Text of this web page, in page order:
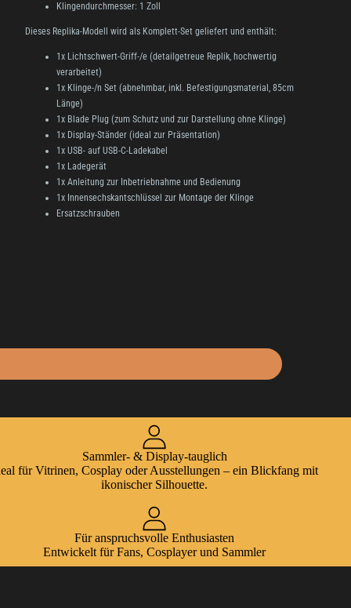
Klingendurchmesser: 1 Zoll
Dieses Replika-Modell wird als Komplett-Set geliefert und enthält:
1x Lichtschwert-Griff-/e (detailgetreue Replik, hochwertig
verarbeitet)
1x Klinge-/n Set (abnehmbar, inkl. Befestigungsmaterial, 85cm
Länge)
1x Blade Plug (zum Schutz und zur Darstellung ohne Klinge)
1x Display-Ständer (ideal zur Präsentation)
1x USB- auf USB-C-Ladekabel
1x Ladegerät
1x Anleitung zur Inbetriebnahme und Bedienung
1x Innensechskantschlüssel zur Montage der Klinge
Ersatzschrauben
Sammler- & Display-tauglich
für Vitrinen, Cosplay oder Ausstellungen – ein Blickfang mit
ikonischer Silhouette.
Für anspruchsvolle Enthusiasten
Entwickelt für Fans, Cosplayer und Sammler